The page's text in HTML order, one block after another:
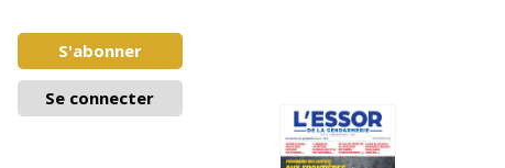
S'abonner
Se connecter